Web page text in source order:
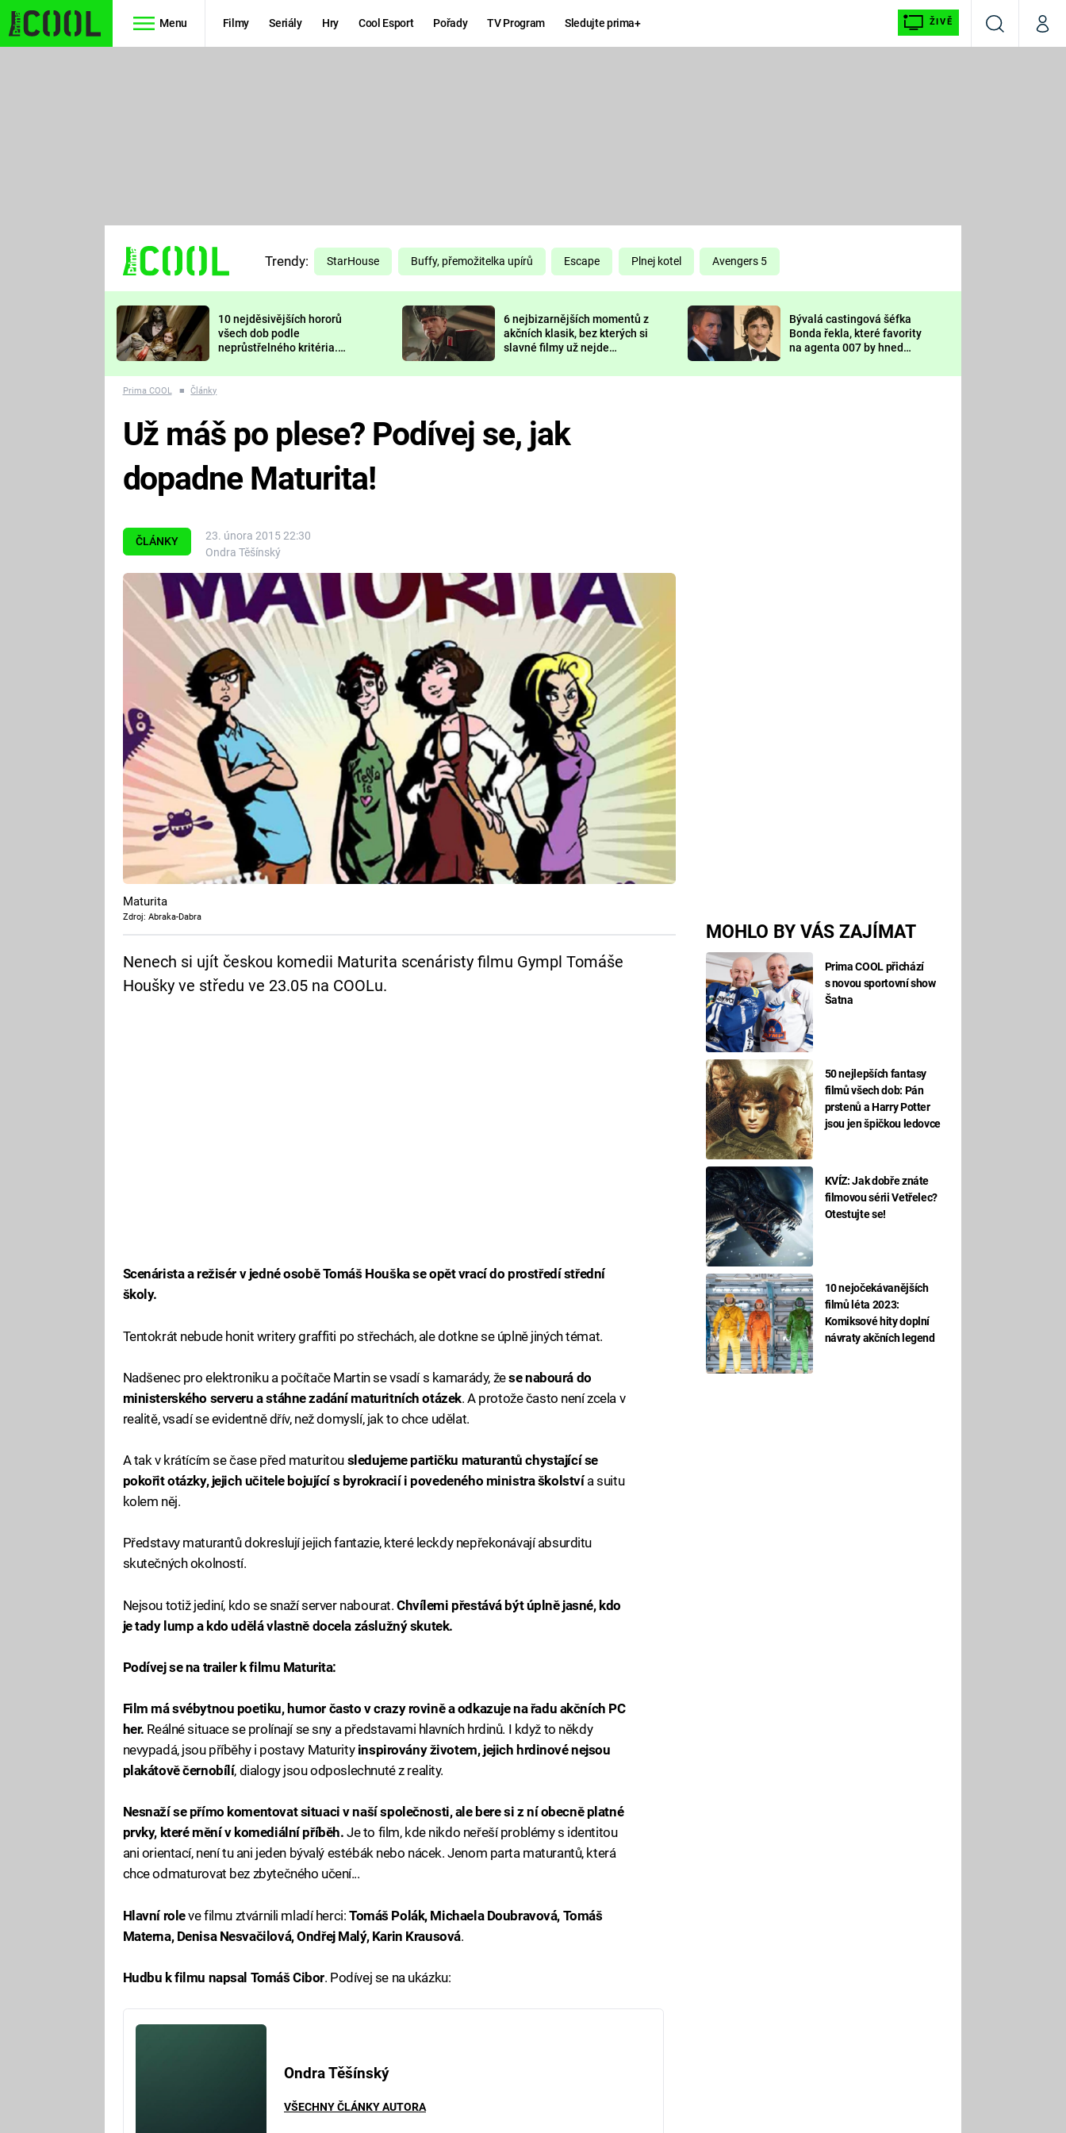
Menu Filmy Seriály Hry Cool Esport Pořady TV Program Sledujte prima+ ŽIVĚ
VyhledáváníMůj
TŘESKU
FUTURAMA
PREDÁTOR
DELIVERANCE
KOMEDIE
CHUCK
NORRIS
DEADPOOL
Prima LAJK
Sledujte nás
Trendy: StarHouse Buffy, přemožitelka upírů Escape Plnej kotel Avengers 5
10 nejděsivějších hororů
všech dob podle
neprůstřelného kritéria.
nejvíc zvednou tep?
6 nejbizarnějších momentů z
akčních klasik, bez kterých si
slavné filmy už nejde
Bývalá castingová šéfka
Bonda řekla, které favority
na agenta 007 by hned
Prima COOL ■ Články
ČLÁNKY
23. února 2015 22:30
Ondra Těšínský
MOHLO BY VÁS ZAJÍMAT
Prima COOL přichází
s novou sportovní show
Šatna
50 nejlepších fantasy
filmů všech dob: Pán
prstenů a Harry Potter
jsou jen špičkou ledovce
KVÍZ: Jak dobře znáte
filmovou sérii Vetřelec?
Otestujte se!
10 nejočekávanějších
filmů léta 2023:
Komiksové hity doplní
návraty akčních legend
Už máš po plese? Podívej se, jak
dopadne Maturita!
Maturita
Zdroj: Abraka-Dabra
Nenech si ujít českou komedii Maturita scenáristy filmu Gympl Tomáše
Houšky ve středu ve 23.05 na COOLu.
Scenárista a režisér v jedné osobě Tomáš Houška se opět vrací do prostředí střední
školy.
Tentokrát nebude honit writery graffiti po střechách, ale dotkne se úplně jiných témat.
Nadšenec pro elektroniku a počítače Martin se vsadí s kamarády, žese nabourá do
ministerského serveru a stáhne zadání maturitních otázek. A protože často není zcela v
realitě, vsadí se evidentně dřív, než domyslí, jak to chce udělat.
A tak v krátícím se čase před maturitou sledujeme partičku maturantů chystající se
pokořit otázky, jejich učitele bojující s byrokracií i povedeného ministra školstvía suitu
kolem něj.
Představy maturantů dokreslují jejich fantazie, které leckdy nepřekonávají absurditu
skutečných okolností.
Nejsou totiž jediní, kdo se snaží server nabourat. Chvílemi přestává být úplně jasné, kdo
je tady lump a kdo udělá vlastně docela záslužný skutek.
Podívej se na trailer k filmu Maturita:
Film má svébytnou poetiku, humor často v crazy rovině a odkazuje na řadu akčních PC
her. Reálné situace se prolínají se sny a představami hlavních hrdinů. I když to někdy
nevypadá, jsou příběhy i postavy Maturity inspirovány životem, jejich hrdinové nejsou
plakátově černobílí, dialogy jsou odposlechnuté z reality.
Nesnaží se přímo komentovat situaci v naší společnosti, ale bere si z ní obecně platné
prvky, které mění v komediální příběh.Je to film, kde nikdo neřeší problémy s identitou
ani orientací, není tu ani jeden bývalý estébák nebo nácek. Jenom parta maturantů, která
chce odmaturovat bez zbytečného učení...
Hlavní roleve filmu ztvárnili mladí herci: Tomáš Polák, Michaela Doubravová, Tomáš
Materna, Denisa Nesvačilová, Ondřej Malý, Karin Krausová.
Hudbu k filmu napsal Tomáš Cibor. Podívej se na ukázku:
Ondra Těšínský
VŠECHNY ČLÁNKY AUTORA